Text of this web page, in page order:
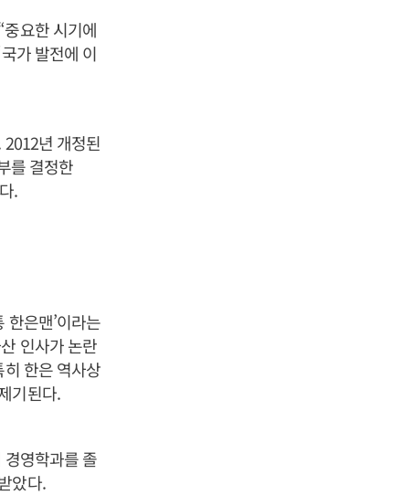
요한 시기에
가 발전에 이
년 개정된
를 결정한
.
한은맨’이라는
인사가 논란
한은 역사상
기된다.
영학과를 졸
았다.